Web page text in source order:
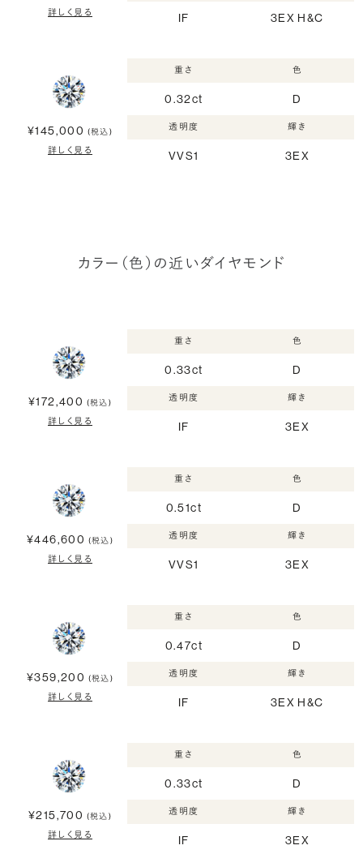
詳しく見る IF 3EX H&C
¥145,000 (税込)
詳しく見る
重さ
0.32ct
色
D
透明度
VVS1
輝き
3EX
カラー（色）の近いダイヤモンド
¥172,400 (税込)
詳しく見る
重さ
0.33ct
色
D
透明度
IF
輝き
3EX
¥446,600 (税込)
詳しく見る
重さ
0.51ct
色
D
透明度
VVS1
輝き
3EX
¥359,200 (税込)
詳しく見る
重さ
0.47ct
色
D
透明度
IF
輝き
3EX H&C
¥215,700 (税込)
詳しく見る
重さ
0.33ct
色
D
透明度
IF
輝き
3EX